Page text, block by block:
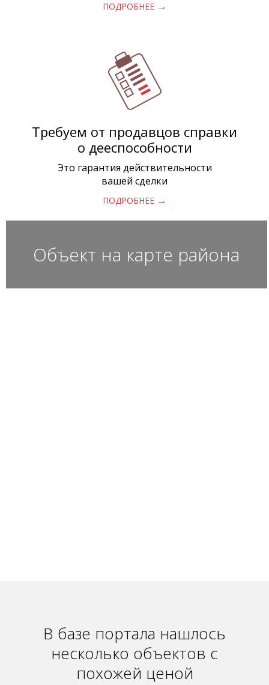
ПОДРОБНЕЕ →
Требуем от продавцов справки
о дееспособности
Это гарантия действительности
вашей сделки
ПОДРОБНЕЕ →
Объект на карте района
В базе портала нашлось
несколько объектов с
похожей ценой